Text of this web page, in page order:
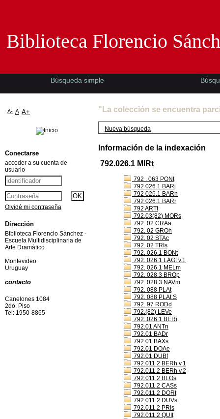
"La colección se encuentra
Nueva búsqueda
Información de la indexación
792.026.1 MIRt
792 . 063 PONt
792 026.1 BARj
792 026.1 BARn
792 026.1 BARr
792 ARTt
792,03(82) MORs
792. 02 CRAa
792. 02 GROh
792. 02 STAc
792. 02 TRIs
792. 026.1 BONt
792. 026.1 LAGt v.1
792. 026.1 MELm
792. 028.3 BROp
792. 028.3 NAVm
792. 088 PLAt
792. 088 PLAt S
792. 97 RODd
792.(82) LEVe
792..026.1 BERi
792.01 ANTn
792.01 BADr
792.01 BAXs
792.01 DOAe
792.01 DUBf
792.011.2 BERh v.1
792.011.2 BERh v.2
792.011.2 BLOs
792.011.2 CASs
792.011.2 DORt
792.011.2 DUVs
792.011.2 PRIs
792.011.2 QUIt
Biblioteca Florencio
Búsqueda simple
A- A A+
Conectarse
acceder a su cuenta de
usuario
Olvidé mi contraseña
Dirección
Biblioteca Florencio Sànchez -
Escuela Multidisciplinaria de
Arte Dramàtico
Montevideo
Uruguay
contacto
Canelones 1084
2do. Piso
Tel: 1950-8865